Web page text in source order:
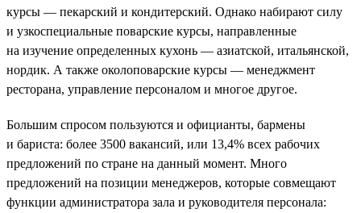
курсы — пекарский и кондитерский. Однако набирают силу
и узкоспециальные поварские курсы, направленные
на изучение определенных кухонь — азиатской, итальянской,
нордик. А также околоповарские курсы — менеджмент
ресторана, управление персоналом и многое другое.
Большим спросом пользуются и официанты, бармены
и бариста: более 3500 вакансий, или 13,4% всех рабочих
предложений по стране на данный момент. Много
предложений на позиции менеджеров, которые совмещают
функции администратора зала и руководителя персонала: